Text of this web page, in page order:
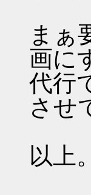
まぁ
画に
代行
させ
以上